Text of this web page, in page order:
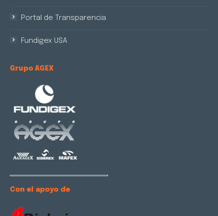
Portal de Transparencia
Fundigex USA
Grupo AGEX
Con el apoyo de